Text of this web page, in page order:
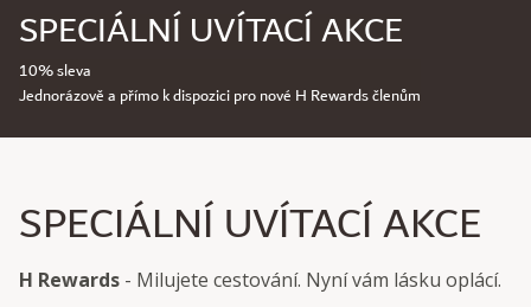
SPECIÁLNÍ UVÍTACÍ AKCE
10% sleva
Jednorázově a přímo k dispozici pro nové H Rewards členům
SPECIÁLNÍ UVÍTACÍ AKCE
H Rewards - Milujete cestování. Nyní vám lásku oplácí.